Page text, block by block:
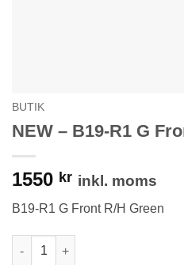
BUTIK
NEW – B19-R1 G
1550 kr inkl. moms
B19-R1 G Front R/H Green
NEW - B19-R1 G Front R/H